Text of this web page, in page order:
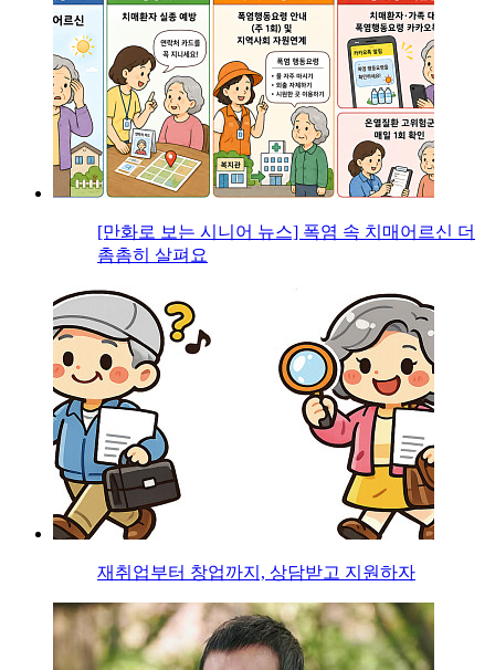
[만화로 보는 시니어 뉴스] 폭염 속 치매어르신 더
촘촘히 살펴요
재취업부터 창업까지, 상담받고 지원하자